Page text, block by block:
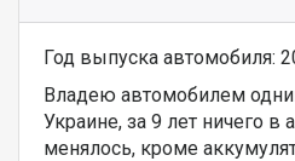
Год выпуска автомобиля:
Владею автомобилем
Украине, за 9 лет ничего в
менялось, кроме